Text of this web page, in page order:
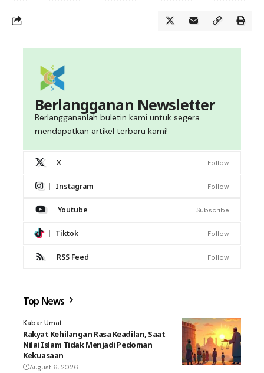
Berlangganan Newsletter
Berlanggananlah buletin kami untuk segera
mendapatkan artikel terbaru kami!
X Follow
Instagram Follow
Youtube Subscribe
Tiktok Follow
RSS Feed Follow
Top News
Kabar Umat
Rakyat Kehilangan Rasa Keadilan, Saat
Nilai Islam Tidak Menjadi Pedoman
Kekuasaan
August 6, 2026